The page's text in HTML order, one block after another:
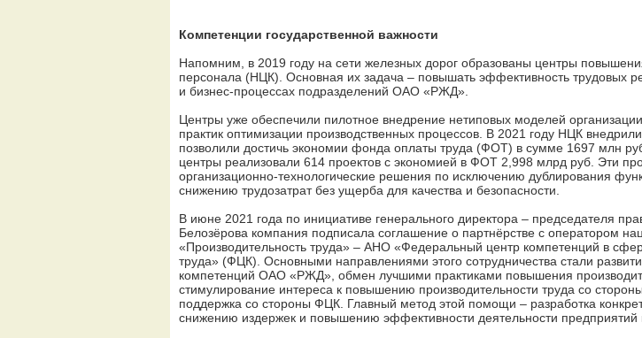
Компетенции государственной важности
Напомним, в 2019 году на сети железных дорог образованы центры
персонала (НЦК). Основная их задача – повышать эффективность трудовых
и бизнес-процессах подразделений ОАО «РЖД».
Центры уже обеспечили пилотное внедрение нетиповых моделей
практик оптимизации производственных процессов. В 2021 году НЦК
позволили достичь экономии фонда оплаты труда (ФОТ) в сумме 1697 млн
центры реализовали 614 проектов с экономией в ФОТ 2,998 млрд руб. Эти
организационно-технологические решения по исключению дублирования
снижению трудозатрат без ущерба для качества и безопасности.
В июне 2021 года по инициативе генерального директора – председателя
Белозёрова компания подписала соглашение о партнёрстве с оператором
«Производительность труда» – АНО «Федеральный центр компетенций в
труда» (ФЦК). Основными направлениями этого сотрудничества стали
компетенций ОАО «РЖД», обмен лучшими практиками повышения
стимулирование интереса к повышению производительности труда со
поддержка со стороны ФЦК. Главный метод этой помощи – разработка
снижению издержек и повышению эффективности деятельности предприятий